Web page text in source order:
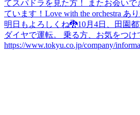
てスパドラを見た方！ またお会いで
ています！ Love with the orchestra あ
明日もよろしくね🐉10月4日、田園
ダイヤで運転。 乗る方、お気をつけ
https://www.tokyu.co.jp/company/